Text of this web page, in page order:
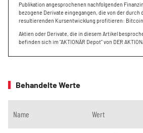
Publikation angesprochenen nachfolgenden
bezogene Derivate eingegangen, die von der durch
resultierenden Kursentwicklung profitieren:
Aktien oder Derivate, die in diesem Artikel
befinden sich im "AKTIONÄR Depot" von DER
Behandelte Werte
Name Wert